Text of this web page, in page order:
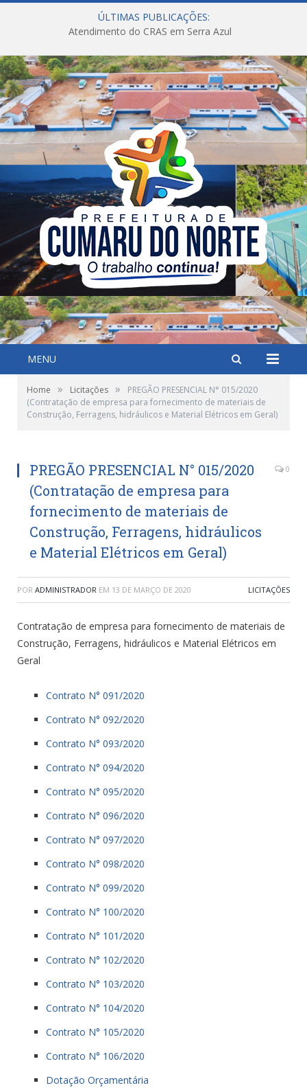
ÚLTIMAS PUBLICAÇÕES:
Atendimento do CRAS em Serra Azul
MENU
Home » Licitações »
PREGÃO PRESENCIAL N° 015/2020
(Contratação de empresa para fornecimento de materiais de
Construção, Ferragens, hidráulicos e Material Elétricos em Geral)
PREGÃO PRESENCIAL N° 015/2020
(Contratação de empresa para
fornecimento de materiais de
Construção, Ferragens, hidráulicos
e Material Elétricos em Geral)
0
POR ADMINISTRADOR EM 13 DE MARÇO DE 2020 LICITAÇÕES
Contratação de empresa para fornecimento de materiais de
Construção, Ferragens, hidráulicos e Material Elétricos em
Geral
Contrato N° 091/2020
Contrato N° 092/2020
Contrato N° 093/2020
Contrato N° 094/2020
Contrato N° 095/2020
Contrato N° 096/2020
Contrato N° 097/2020
Contrato N° 098/2020
Contrato N° 099/2020
Contrato N° 100/2020
Contrato N° 101/2020
Contrato N° 102/2020
Contrato N° 103/2020
Contrato N° 104/2020
Contrato N° 105/2020
Contrato N° 106/2020
Dotação Orçamentária